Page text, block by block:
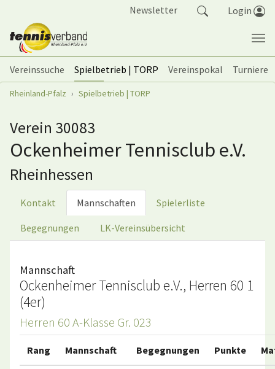
Newsletter Login
Vereinssuche Spielbetrieb | TORP Vereinspokal
Turniere
Sie sind hier:
Rheinland-Pfalz Spielbetrieb | TORP
Verein 30083
Ockenheimer Tennisclub e.V.
Rheinhessen
Kontakt Mannschaften Spielerliste
Begegnungen LK-Vereinsübersicht
Mannschaft
Ockenheimer Tennisclub e.V., Herren 60 1
(4er)
Herren 60 A-Klasse Gr. 023
Rang Mannschaft Begegnungen Punkte